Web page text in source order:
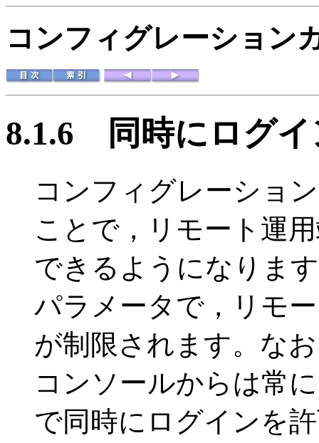
コンフィグレーション
8.1.6 同時にログ
コンフィグレーショ
ことで，リモート運
できるようになりま
パラメータで，リモ
が制限されます。な
コンソールからは常
で同時にログインを